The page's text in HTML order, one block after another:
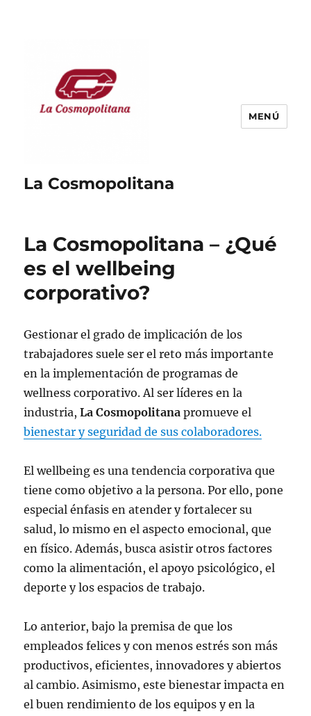
La Cosmopolitana
MENÚ
La Cosmopolitana – ¿Qué
es el wellbeing
corporativo?
Gestionar el grado de implicación de los
trabajadores suele ser el reto más importante
en la implementación de programas de
wellness corporativo. Al ser líderes en la
industria,La Cosmopolitana promueve el
bienestar y seguridad de sus colaboradores.
El wellbeing es una tendencia corporativa que
tiene como objetivo a la persona. Por ello, pone
especial énfasis en atender y fortalecer su
salud, lo mismo en el aspecto emocional, que
en físico. Además, busca asistir otros factores
como la alimentación, el apoyo psicológico, el
deporte y los espacios de trabajo.
Lo anterior, bajo la premisa de que los
empleados felices y con menos estrés son más
productivos, eficientes, innovadores y abiertos
al cambio. Asimismo, este bienestar impacta en
el buen rendimiento de los equipos y en la